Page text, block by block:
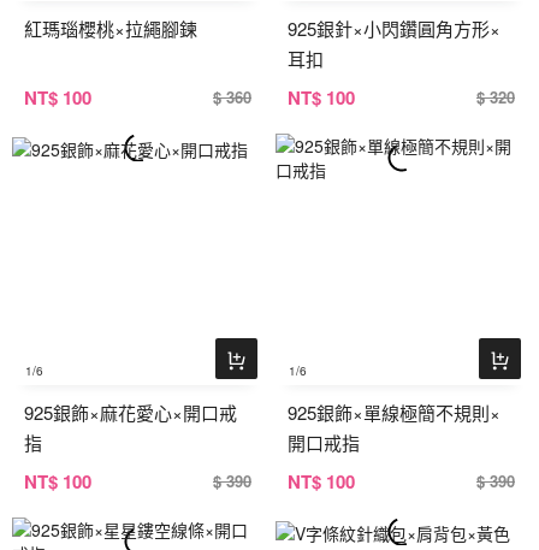
紅瑪瑙櫻桃×拉繩腳鍊
NT$ 100 $ 360
925銀針×小閃鑽圓角方形×
耳扣
NT$ 100 $ 320
1/6
925銀飾×麻花愛心×開口戒
指
NT$ 100 $ 390
1/6
925銀飾×單線極簡不規則×
開口戒指
NT$ 100 $ 390